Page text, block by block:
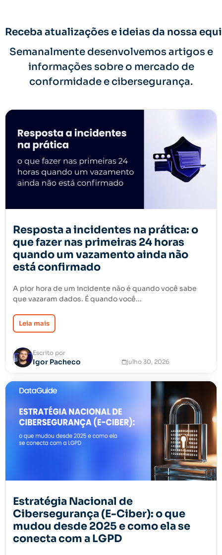
Receba atualizações e ideias da nossa
Semanalmente desenvolvemos artigos e
informações sobre o mercado de
conformidade e cibersegurança.
Resposta a incidentes na prática: o
que fazer nas primeiras 24 horas
quando um vazamento ainda não
está confirmado
A pior hora de um incidente não é quando você sabe
que vazaram dados. É quando você...
Leia mais
Escrito por
Igor Pacheco julho 30, 2026
Estratégia Nacional de
Cibersegurança (E-Ciber): o que
mudou desde 2025 e como ela se
conecta com a LGPD